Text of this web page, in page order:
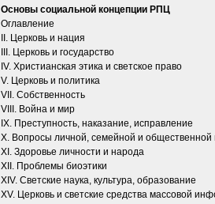
Основы социальной концепции РПЦ
Оглавление
II. Церковь и нация
III. Церковь и государство
IV. Христианская этика и светское право
V. Церковь и политика
VII. Собственность
VIII. Война и мир
IX. Преступность, наказание, исправление
Х. Вопросы личной, семейной и общественной
XI. Здоровье личности и народа
XII. Проблемы биоэтики
XIV. Светские наука, культура, образование
XV. Церковь и светские средства массовой